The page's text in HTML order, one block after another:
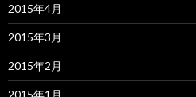
2015年4月
2015年3月
2015年2月
2015年1月